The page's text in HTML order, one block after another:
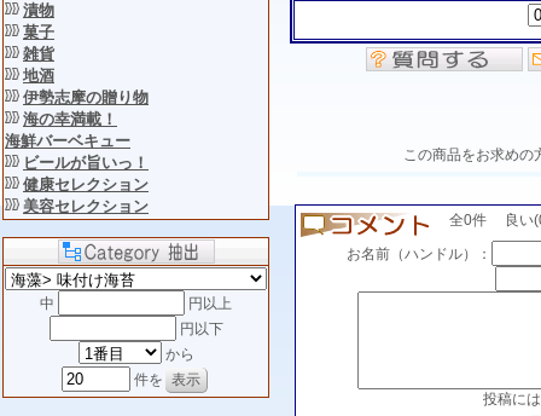
漬物
菓子
雑貨
地酒
伊勢志摩の贈り物
海の幸満載！
海鮮バーベキュー
ビールが旨いっ！
健康セレクション
美容セレクション
中
円以上
円以下
から
件を
この商品をお求めの
全0件 良い
お名前（ハンドル）：
投稿に